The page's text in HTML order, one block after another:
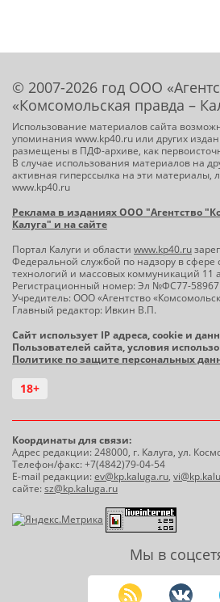
© 2007-2026 год ООО
«Комсомольская правда –
Использование материалов сайта
упоминания www.kp40.ru или других
размещены в ПДФ-архиве, как
В случае использования материалов на
активная гиперссылка на эти материалы,
www.kp40.ru
Реклама в изданиях ООО "Агентство
Калуга" и на сайте
Портал Калуги и области www.kp40.ru
Федеральной службой по надзору в
технологий и массовых коммуникаций 11
Регистрационный номер: Эл №ФС77-58967
Учредитель: ООО «Агентство
Главный редактор: Ивкин В.П.
Сайт использует IP адреса, cookie и
Пользователей сайта, условия
Политике по защите персональных
18+
Координаты для связи:
Адрес редакции: 248000, г. Калуга, ул.
Телефон/факс: +7(4842)79-04-54
E-mail редакции:ev@kp.kaluga.ru,
сайте:sz@kp.kaluga.ru
Мы в